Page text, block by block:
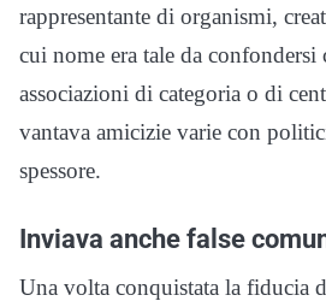
rappresentante di organismi,
cui nome era tale da
associazioni di categoria o di
vantava amicizie varie con
spessore.
Inviava anche false
Una volta conquistata la fiducia